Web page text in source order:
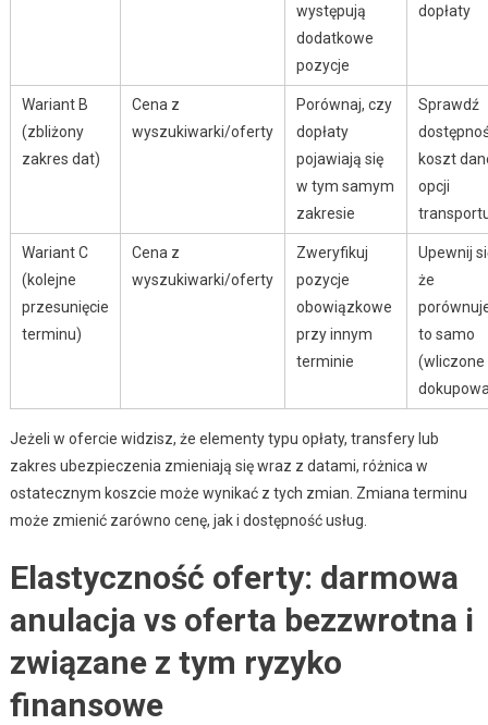
występują
dodatkowe
pozycje
dopłaty
Wariant B
(zbliżony
zakres dat)
Cena z
wyszukiwarki/oferty
Porównaj, czy
dopłaty
pojawiają się
w tym samym
zakresie
Sprawdź
koszt
opcji
Wariant C
(kolejne
przesunięcie
terminu)
Cena z
wyszukiwarki/oferty
Zweryfikuj
pozycje
obowiązkowe
przy innym
terminie
Upewnij
że
to samo
(wliczone
Jeżeli w ofercie widzisz, że elementy typu opłaty, transfery lub
zakres ubezpieczenia zmieniają się wraz z datami, różnica w
ostatecznym koszcie może wynikać z tych zmian. Zmiana terminu
może zmienić zarówno cenę, jak i dostępność usług.
Elastyczność oferty: darmowa
anulacja vs oferta bezzwrotna i
związane z tym ryzyko
finansowe